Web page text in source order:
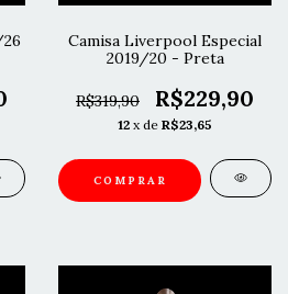
Camisa Liverpool Especial
2019/20 - Preta
R$319,90 R$229,90
12 x de R$23,65
COMPRAR